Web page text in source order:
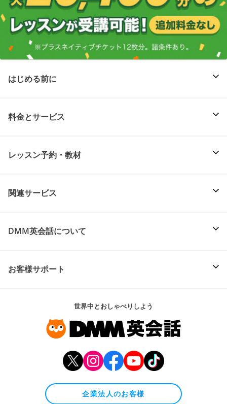
はじめる前に
料金とサービス
レッスン予約・教材
関連サービス
DMM英会話について
お客様サポート
世界中とおしゃべりしよう
企業法人のお客様